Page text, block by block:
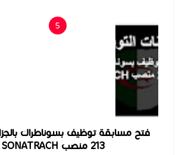
فتح مسابقة توظيف بسوناطراك
213 منصب SONATRACH